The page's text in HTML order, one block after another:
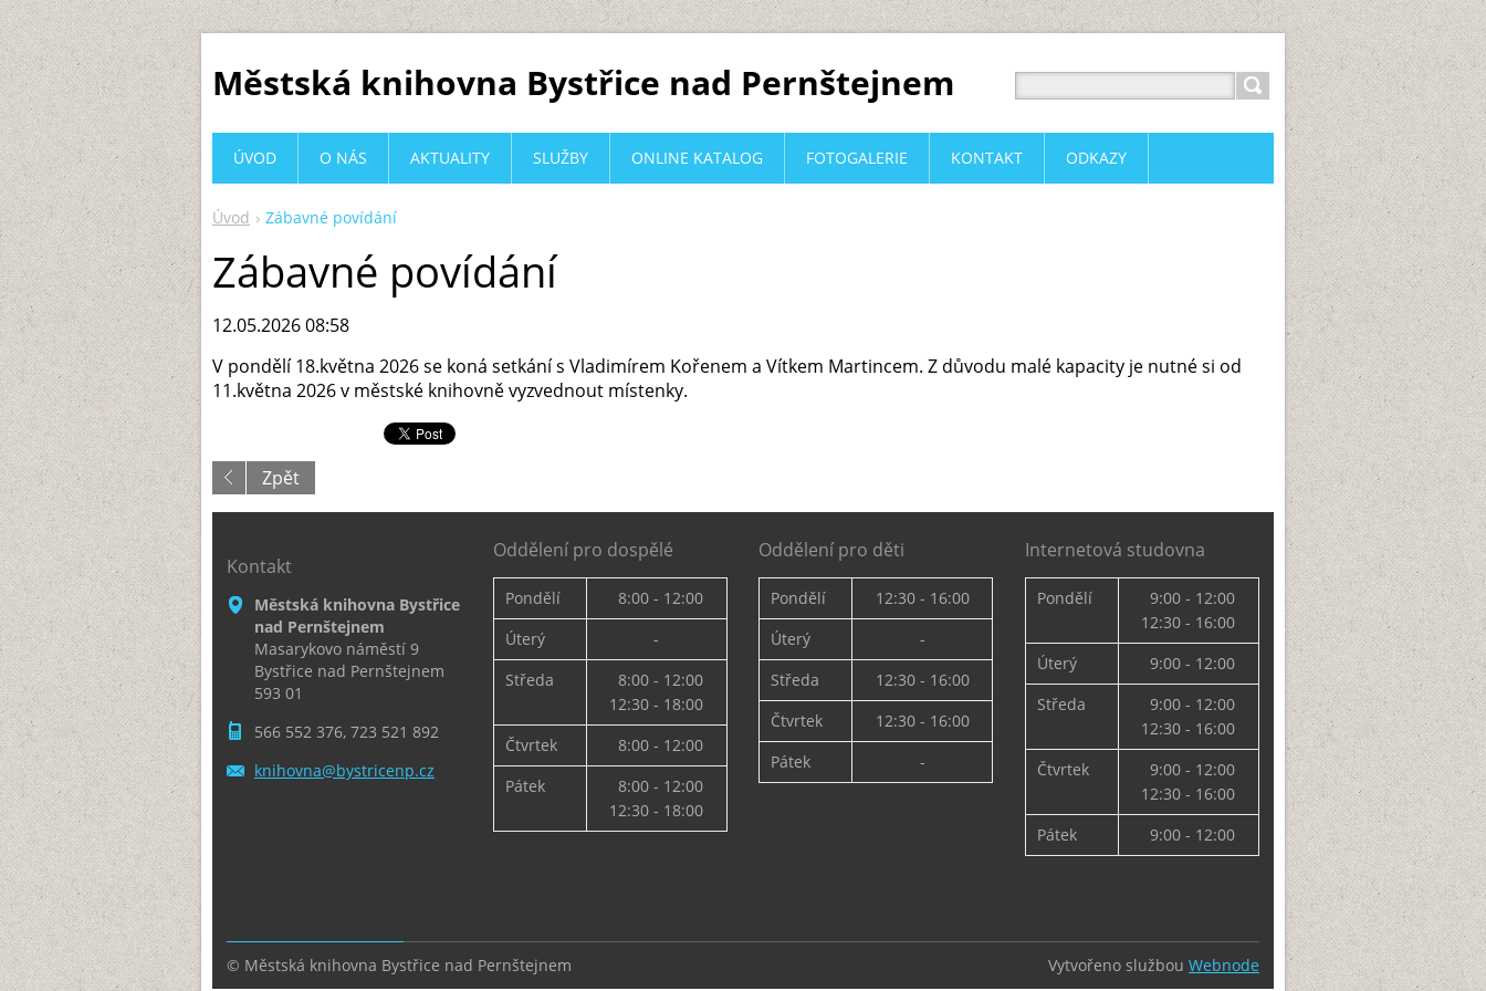
Městská knihovna Bystřice nad Pernštejnem
Úvod Zábavné povídání
Zábavné povídání
12.05.2026 08:58
V pondělí 18.května 2026 se koná setkání s Vladimírem Kořenem a Vítkem Martincem. Z důvodu malé kapacity je nutné si od
11.května 2026 v městské knihovně vyzvednout místenky.
Zpět
ÚVOD O NÁS AKTUALITY SLUŽBY ONLINE KATALOG FOTOGALERIE KONTAKT ODKAZY
Kontakt
Městská knihovna Bystřice
nad Pernštejnem
Masarykovo náměstí 9
Bystřice nad Pernštejnem
593 01
566 552 376, 723 521 892
knihovna@bystricenp.cz
Oddělení pro dospělé
Pondělí
8:00 - 12:00
Úterý
-
Středa
8:00 - 12:00
12:30 - 18:00
Čtvrtek
8:00 - 12:00
Pátek
8:00 - 12:00
12:30 - 18:00
Oddělení pro děti
Pondělí
12:30 - 16:00
Úterý
-
Středa
12:30 - 16:00
Čtvrtek
12:30 - 16:00
Pátek
-
Internetová studovna
Pondělí
9:00 - 12:00
12:30 - 16:00
Úterý
9:00 - 12:00
Středa
9:00 - 12:00
12:30 - 16:00
Čtvrtek
9:00 - 12:00
12:30 - 16:00
Pátek
9:00 - 12:00
© Městská knihovna Bystřice nad Pernštejnem Vytvořeno službou Webnode